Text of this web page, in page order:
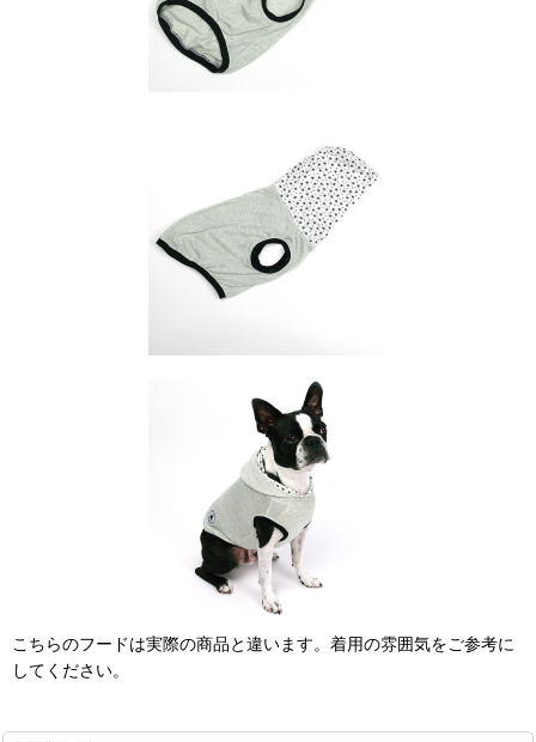
こちらのフードは実際の商品と違います。着用の雰囲気をご参考に
してください。